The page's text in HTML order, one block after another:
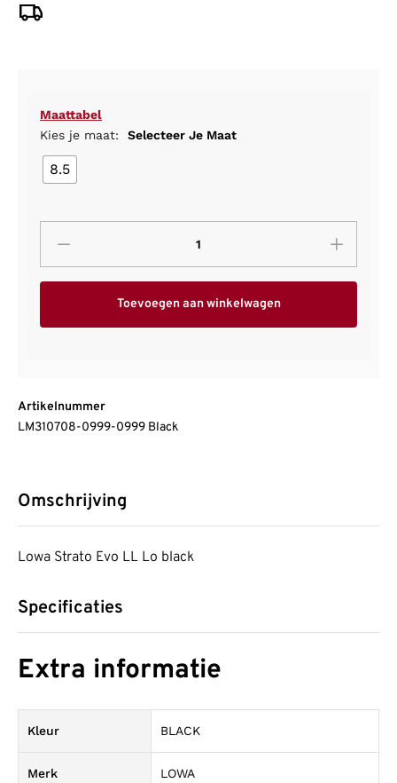
Maattabel
Kies je maat:
Selecteer Je Maat
8.5
Toevoegen aan winkelwagen
Artikelnummer
LM310708-0999-0999 Black
Omschrijving
Lowa Strato Evo LL Lo black
Specificaties
Extra informatie
Kleur BLACK
Merk LOWA